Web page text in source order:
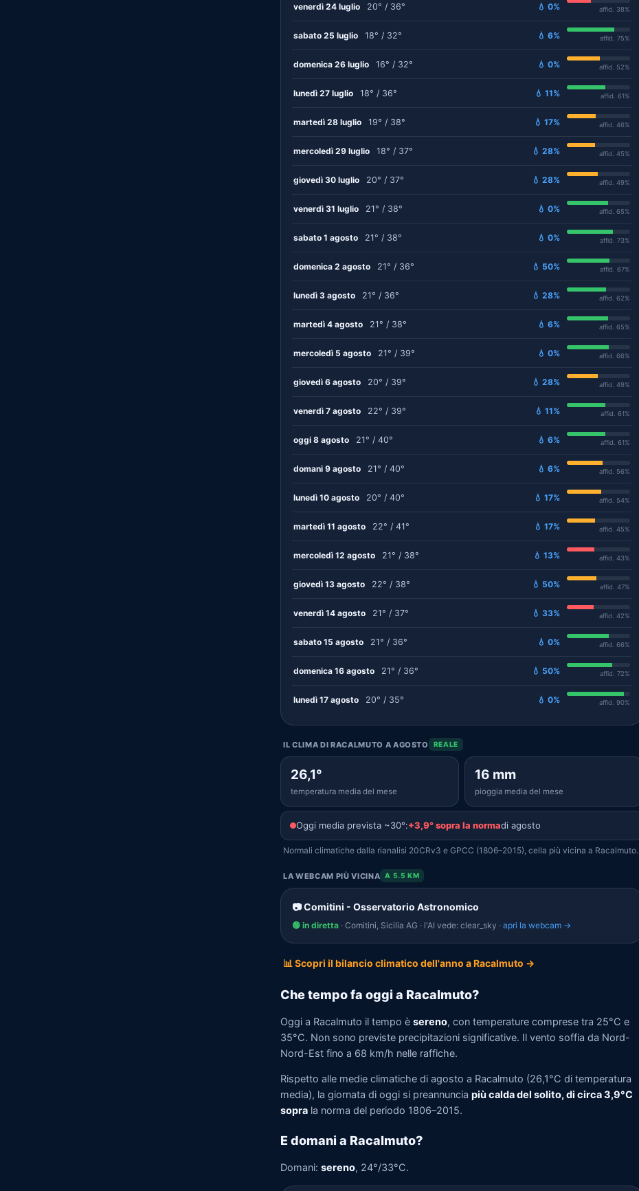
venerdì 24 luglio 20° / 36° 💧 0% affid. 38%
sabato 25 luglio 18° / 32° 💧 6% affid. 75%
domenica 26 luglio 16° / 32° 💧 0% affid. 52%
lunedì 27 luglio 18° / 36° 💧 11% affid. 61%
martedì 28 luglio 19° / 38° 💧 17% affid. 46%
mercoledì 29 luglio 18° / 37° 💧 28% affid. 45%
giovedì 30 luglio 20° / 37° 💧 28% affid. 49%
venerdì 31 luglio 21° / 38° 💧 0% affid. 65%
sabato 1 agosto 21° / 38° 💧 0% affid. 73%
domenica 2 agosto 21° / 36° 💧 50% affid. 67%
lunedì 3 agosto 21° / 36° 💧 28% affid. 62%
martedì 4 agosto 21° / 38° 💧 6% affid. 65%
mercoledì 5 agosto 21° / 39° 💧 0% affid. 66%
giovedì 6 agosto 20° / 39° 💧 28% affid. 49%
venerdì 7 agosto 22° / 39° 💧 11% affid. 61%
oggi 8 agosto 21° / 40° 💧 6% affid. 61%
domani 9 agosto 21° / 40° 💧 6% affid. 56%
lunedì 10 agosto 20° / 40° 💧 17% affid. 54%
martedì 11 agosto 22° / 41° 💧 17% affid. 45%
mercoledì 12 agosto 21° / 38° 💧 13% affid. 43%
giovedì 13 agosto 22° / 38° 💧 50% affid. 47%
venerdì 14 agosto 21° / 37° 💧 33% affid. 42%
sabato 15 agosto 21° / 36° 💧 0% affid. 66%
domenica 16 agosto 21° / 36° 💧 50% affid. 72%
lunedì 17 agosto 20° / 35° 💧 0% affid. 90%
IL CLIMA DI RACALMUTO A AGOSTO REALE
26,1°
temperatura media del mese
16 mm
pioggia media del mese
Oggi media prevista ~30°:+3,9° sopra la normadi agosto
Normali climatiche dalla rianalisi 20CRv3 e GPCC (1806–2015), cella più vicina a Racalmuto.
LA WEBCAM PIÙ VICINA A 5.5 KM
📷 Comitini - Osservatorio Astronomico
🟢 in diretta · Comitini, Sicilia AG · l'AI vede: clear_sky · apri la webcam →
📊 Scopri il bilancio climatico dell'anno a Racalmuto →
Che tempo fa oggi a Racalmuto?
Oggi a Racalmuto il tempo è sereno, con temperature comprese tra 25°C e
35°C. Non sono previste precipitazioni significative. Il vento soffia da Nord-
Nord-Est fino a 68 km/h nelle raffiche.
Rispetto alle medie climatiche di agosto a Racalmuto (26,1°C di temperatura
media), la giornata di oggi si preannuncia più calda del solito, di circa 3,9°C
sopra la norma del periodo 1806–2015.
E domani a Racalmuto?
Domani: sereno, 24°/33°C.